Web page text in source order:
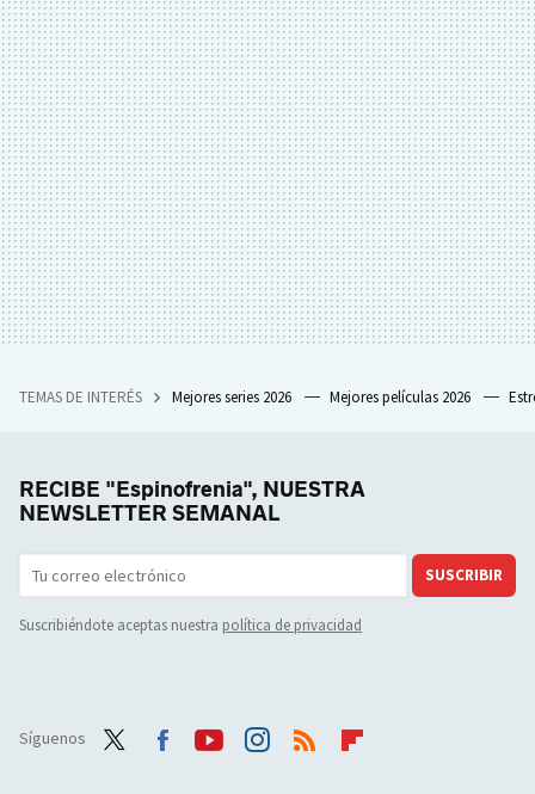
TEMAS DE INTERÉS Mejores series 2026 Mejores películas 2026
RECIBE "Espinofrenia", NUESTRA
NEWSLETTER SEMANAL
SUSCRIBIR
Suscribiéndote aceptas nuestra política de privacidad
Síguenos